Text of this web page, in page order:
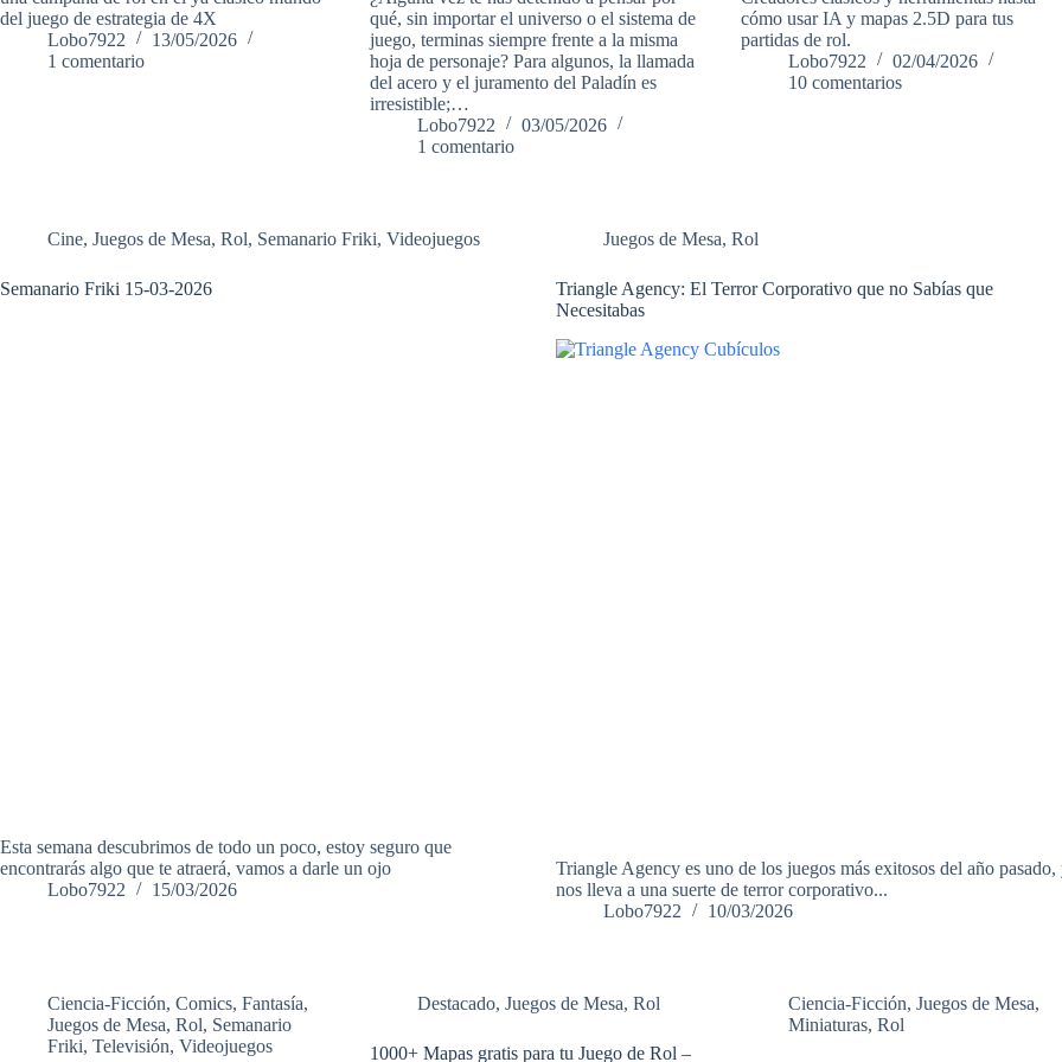
del juego de estrategia de 4X
Lobo7922
13/05/2026
1 comentario
qué, sin importar el universo o el sistema de
juego, terminas siempre frente a la misma
hoja de personaje? Para algunos, la llamada
del acero y el juramento del Paladín es
irresistible;…
Lobo7922
03/05/2026
1 comentario
cómo usar IA y mapas 2.5D para tus
partidas de rol.
Lobo7922
02/04/2026
10 comentarios
Cine, Juegos de Mesa, Rol, Semanario Friki, Videojuegos
Semanario Friki 15-03-2026
Esta semana descubrimos de todo un poco, estoy seguro que
encontrarás algo que te atraerá, vamos a darle un ojo
Lobo7922
15/03/2026
Juegos de Mesa, Rol
Triangle Agency: El Terror Corporativo que no Sabías que
Necesitabas
Triangle Agency es uno de los juegos más exitosos del año pasado,
nos lleva a una suerte de terror corporativo...
Lobo7922
10/03/2026
Ciencia-Ficción, Comics, Fantasía,
Juegos de Mesa, Rol, Semanario
Friki, Televisión, Videojuegos
Destacado,Juegos de Mesa,Rol
1000+ Mapas gratis para tu Juego de Rol –
Ciencia-Ficción, Juegos de Mesa,
Miniaturas, Rol